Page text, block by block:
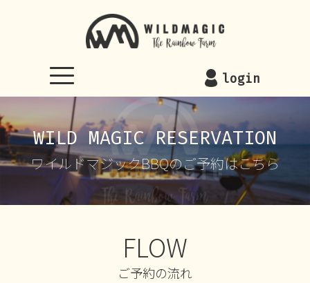
login
WILD MAGIC RESERVATION
ワイルドマジックBBQのご予約はこちら
FLOW
ご予約の流れ